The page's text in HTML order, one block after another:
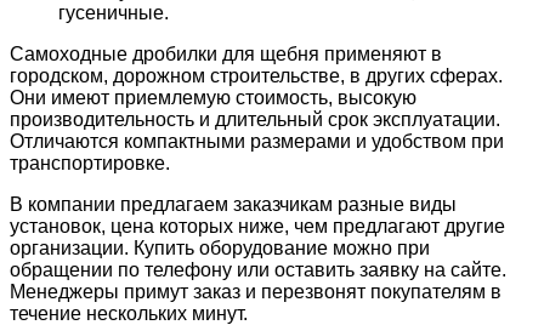
гусеничные.
Самоходные дробилки для щебня применяют в
городском, дорожном строительстве, в других сферах.
Они имеют приемлемую стоимость, высокую
производительность и длительный срок эксплуатации.
Отличаются компактными размерами и удобством при
транспортировке.
В компании предлагаем заказчикам разные виды
установок, цена которых ниже, чем предлагают другие
организации. Купить оборудование можно при
обращении по телефону или оставить заявку на сайте.
Менеджеры примут заказ и перезвонят покупателям в
течение нескольких минут.